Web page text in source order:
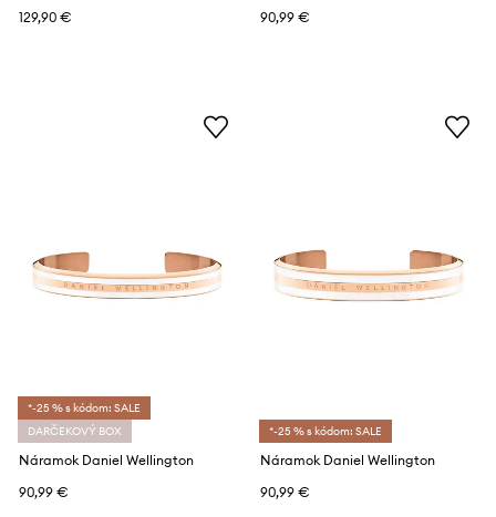
129,90 € 90,99 €
*-25 % s kódom: SALE
DARČEKOVÝ BOX
Náramok Daniel Wellington
90,99 €
*-25 % s kódom: SALE
Náramok Daniel Wellington
90,99 €